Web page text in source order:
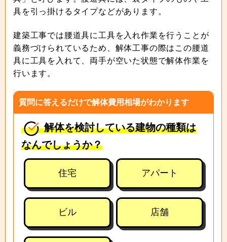
具を引っ掛けるタイプなどがあります。
建築工事では腰道具に工具を入れ作業を行うことが
義務づけられているため、解体工事の際はこの腰道
具に工具を入れて、両手が空いた状態で解体作業を
行います。
質問に答えるだけで解体費用相場がわかります
解体を検討している建物の種類は
なんでしょうか？
住宅 アパート
ビル 店舗